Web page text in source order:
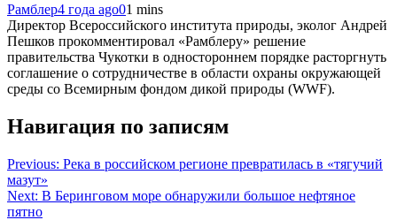
Рамблер4 года ago01 mins
Директор Всероссийского института природы, эколог Андрей
Пешков прокомментировал «Рамблеру» решение
правительства Чукотки в одностороннем порядке расторгнуть
соглашение о сотрудничестве в области охраны окружающей
среды со Всемирным фондом дикой природы (WWF).
Навигация по записям
Previous: Река в российском регионе превратилась в «тягучий
мазут»
Next: В Беринговом море обнаружили большое нефтяное
пятно